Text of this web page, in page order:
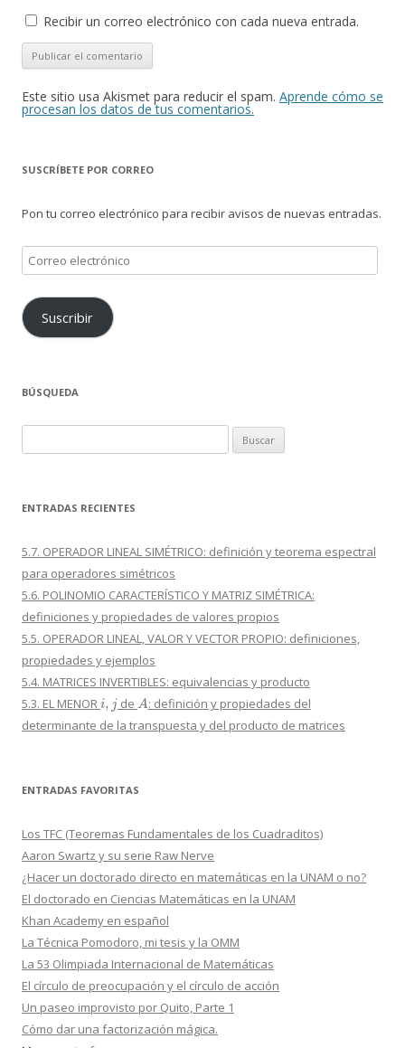
Recibir un correo electrónico con cada nueva entrada.
Este sitio usa Akismet para reducir el spam. Aprende cómo se
procesan los datos de tus comentarios.
SUSCRÍBETE POR CORREO
Pon tu correo electrónico para recibir avisos de nuevas entradas.
Correo
electrónico
Suscribir
BÚSQUEDA
ENTRADAS RECIENTES
5.7. OPERADOR LINEAL SIMÉTRICO: definición y teorema espectral
para operadores simétricos
5.6. POLINOMIO CARACTERÍSTICO Y MATRIZ SIMÉTRICA:
definiciones y propiedades de valores propios
5.5. OPERADOR LINEAL, VALOR Y VECTOR PROPIO: definiciones,
propiedades y ejemplos
5.4. MATRICES INVERTIBLES: equivalencias y producto
5.3. EL MENORi,j de A: definición y propiedades del
determinante de la transpuesta y del producto de matrices
ENTRADAS FAVORITAS
Los TFC (Teoremas Fundamentales de los Cuadraditos)
Aaron Swartz y su serie Raw Nerve
¿Hacer un doctorado directo en matemáticas en la UNAM o no?
El doctorado en Ciencias Matemáticas en la UNAM
Khan Academy en español
La Técnica Pomodoro, mi tesis y la OMM
La 53 Olimpiada Internacional de Matemáticas
El círculo de preocupación y el círculo de acción
Un paseo improvisto por Quito, Parte 1
Cómo dar una factorización mágica.